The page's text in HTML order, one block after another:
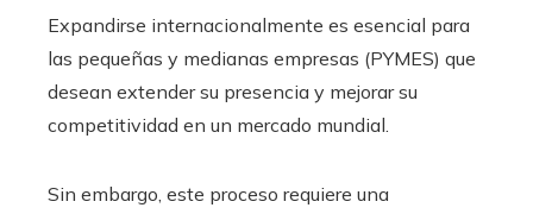
Expandirse internacionalmente es esencial para
las pequeñas y medianas empresas (PYMES) que
desean extender su presencia y mejorar su
competitividad en un mercado mundial.
Sin embargo, este proceso requiere una